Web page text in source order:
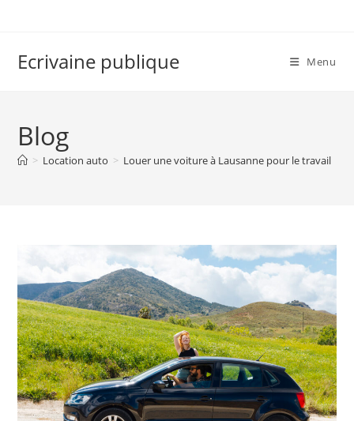
Ecrivaine publique Menu
Blog
> Location auto > Louer une voiture à Lausanne pour le travail